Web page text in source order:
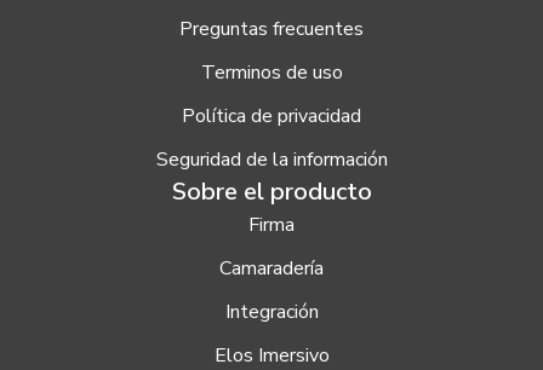
Preguntas frecuentes
Terminos de uso
Política de privacidad
Seguridad de la información
Sobre el producto
Firma
Camaradería
Integración
Elos Imersivo